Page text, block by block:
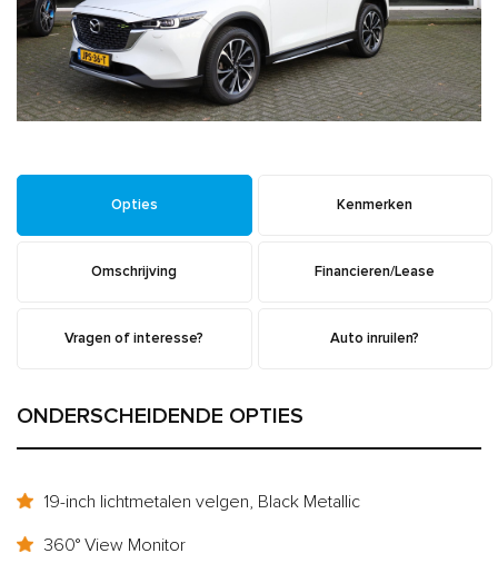
Opties Kenmerken
Omschrijving Financieren/Lease
Vragen of interesse? Auto inruilen?
ONDERSCHEIDENDE OPTIES
19-inch lichtmetalen velgen, Black Metallic
360° View Monitor